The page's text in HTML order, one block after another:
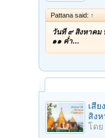
Pattana said: ↑
วันที่ ๙ สิงหาคม
๑๑ ค่ำ…
เสี
สิง
โดย